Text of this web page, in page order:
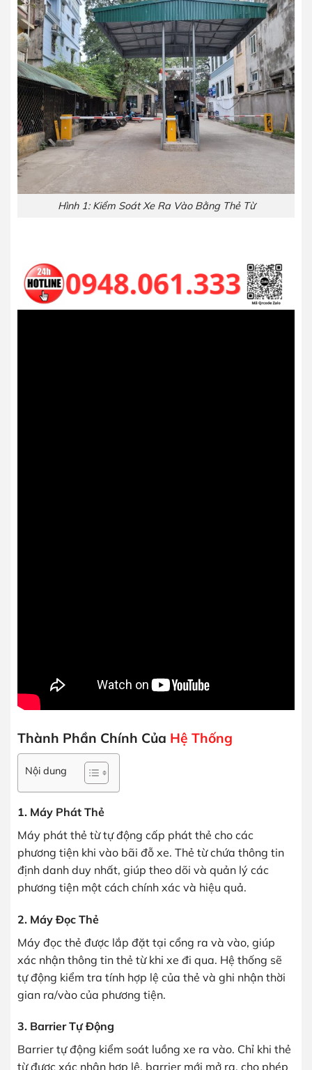
Hình 1: Kiểm Soát Xe Ra Vào Bằng Thẻ Từ
Thành Phần Chính Của Hệ Thống
Nội dung
1. Máy Phát Thẻ
Máy phát thẻ từ tự động cấp phát thẻ cho các
phương tiện khi vào bãi đỗ xe. Thẻ từ chứa thông tin
định danh duy nhất, giúp theo dõi và quản lý các
phương tiện một cách chính xác và hiệu quả.
2. Máy Đọc Thẻ
Máy đọc thẻ được lắp đặt tại cổng ra và vào, giúp
xác nhận thông tin thẻ từ khi xe đi qua. Hệ thống sẽ
tự động kiểm tra tính hợp lệ của thẻ và ghi nhận thời
gian ra/vào của phương tiện.
3. Barrier Tự Động
Barrier tự động kiểm soát luồng xe ra vào. Chỉ khi thẻ
từ được xác nhận hợp lệ, barrier mới mở ra, cho phép